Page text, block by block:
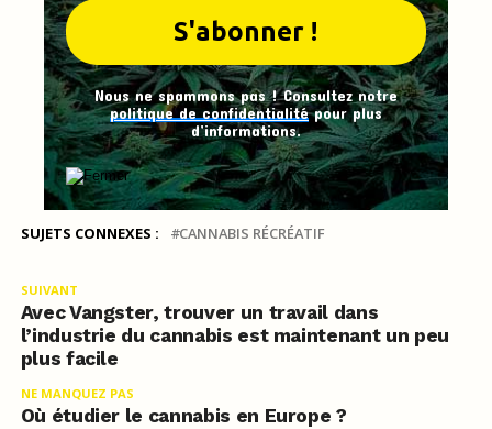
Nous ne spammons pas ! Consultez notre
politique de confidentialitépour plus
d’informations.
SUJETS CONNEXES : CANNABIS RÉCRÉATIF
SUIVANT
Avec Vangster, trouver un travail dans
l’industrie du cannabis est maintenant un peu
plus facile
NE MANQUEZ PAS
Où étudier le cannabis en Europe ?